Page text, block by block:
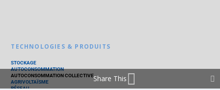
TECHNOLOGIES & PRODUITS
STOCKAGE
AUTOCONSOMMATION
AUTOCONSOMMATION COLLECTIVE
AGRIVOLTAÏSME
RÉSEAU
Share This